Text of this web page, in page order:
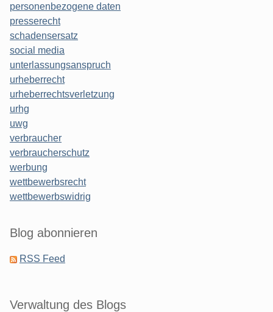
personenbezogene daten
presserecht
schadensersatz
social media
unterlassungsanspruch
urheberrecht
urheberrechtsverletzung
urhg
uwg
verbraucher
verbraucherschutz
werbung
wettbewerbsrecht
wettbewerbswidrig
Blog abonnieren
RSS Feed
Verwaltung des Blogs